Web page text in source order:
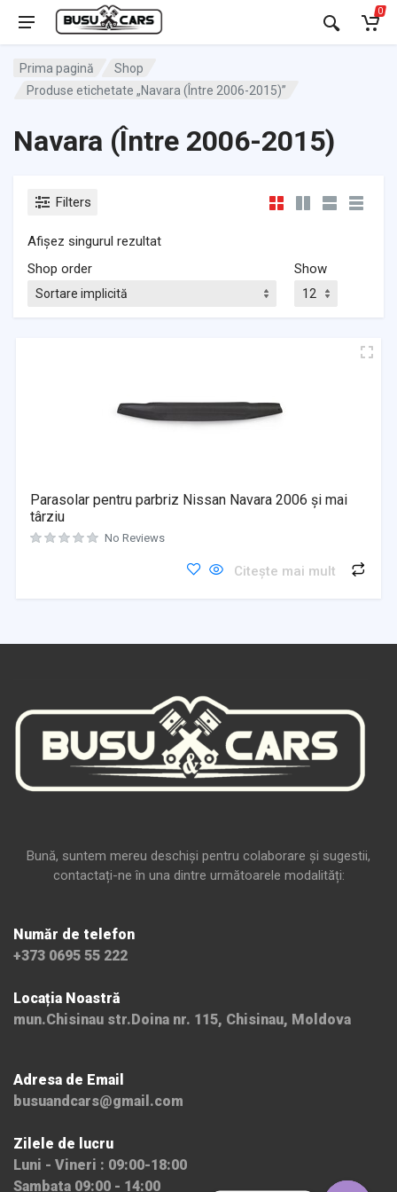
0
Prima pagină
Shop
Produse etichetate „Navara (Între 2006-2015)”
Navara (Între 2006-2015)
Filters
Afișez singurul rezultat
Shop order
Show
Parasolar pentru parbriz Nissan Navara 2006 și mai
târziu
No Reviews
Citește mai mult
Bună, suntem mereu deschiși pentru colaborare și sugestii,
contactați-ne în una dintre următoarele modalități:
Număr de telefon
+373 0695 55 222
Locația Noastră
mun.Chisinau str.Doina nr. 115, Chisinau, Moldova
Adresa de Email
busuandcars@gmail.com
Zilele de lucru
Luni - Vineri : 09:00-18:00
Sambata 09:00 - 14:00